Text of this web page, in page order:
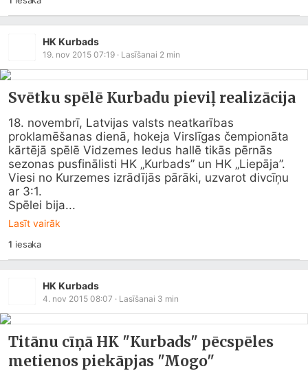
HK Kurbads
19. nov 2015 07:19 · Lasīšanai 2 min
Svētku spēlē Kurbadu pieviļ realizācija
18. novembrī, Latvijas valsts neatkarības
proklamēšanas dienā, hokeja Virslīgas čempionāta
kārtējā spēlē Vidzemes ledus hallē tikās pērnās
sezonas pusfinālisti HK „Kurbads” un HK „Liepāja”.
Viesi no Kurzemes izrādījās pārāki, uzvarot divcīņu
ar 3:1.
Spēlei bija...
Lasīt vairāk
1 iesaka
HK Kurbads
4. nov 2015 08:07 · Lasīšanai 3 min
Titānu cīņā HK "Kurbads" pēcspēles
metienos piekāpjas "Mogo"